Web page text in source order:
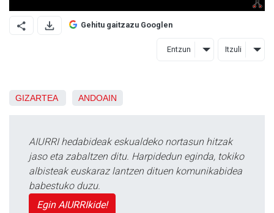
Gehitu gaitzazu Googlen
Entzun Itzuli
GIZARTEA ANDOAIN
AIURRI hedabideak eskualdeko nortasun hitzak
jaso eta zabaltzen ditu. Harpidedun eginda, tokiko
albisteak euskaraz lantzen dituen komunikabidea
babestuko duzu.
Egin AIURRIkide!